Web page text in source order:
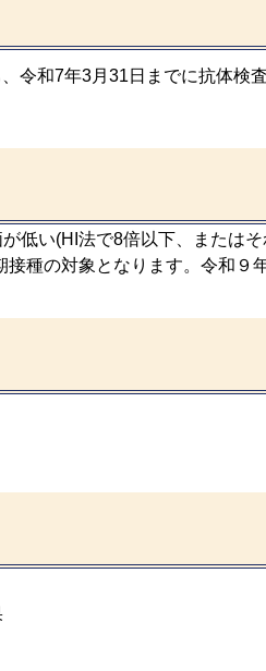
令和7年3月31日までに抗体検
い(HI法で8倍以下、またはそ
種の対象となります。令和９